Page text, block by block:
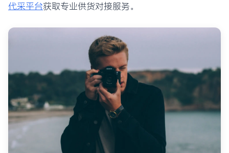
代采平台获取专业供货对接服务。